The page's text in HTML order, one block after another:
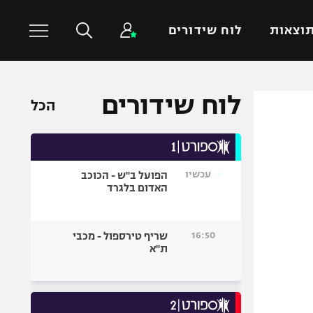
תוצאות לוח שידורים
כדורסל עולמי ענפים נוספים
כדורעף
שחייה
אגרוף
UFC
היאבקות WWE
לוח שידורים הכל
עכשיו
הפועל ב"ש - הכוכב
האדום בלגרד
16:50
שריף טירספול - מכבי
ת"א